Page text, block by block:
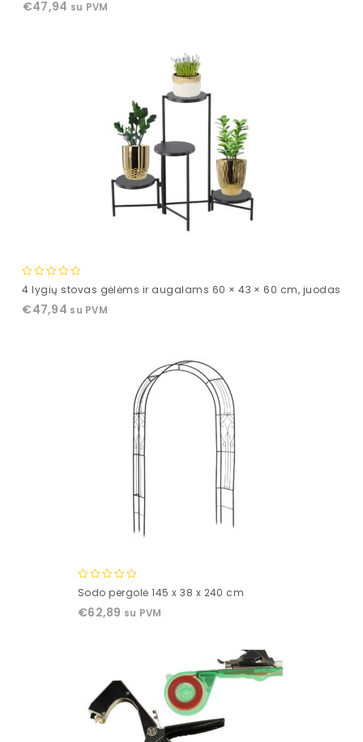
of
€47,94 su PVM
0
of
4 lygių stovas gėlėms ir augalams 60 × 43 × 60 cm, juodas
€47,94 su PVM
0
of
Sodo pergolė 145 x 38 x 240 cm
€62,89 su PVM